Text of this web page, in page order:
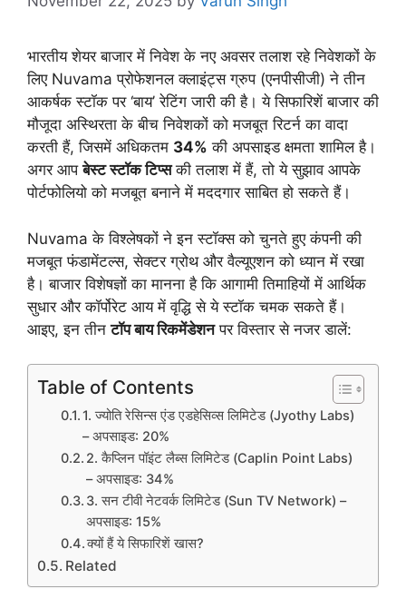
भारतीय शेयर बाजार में निवेश के नए अवसर तलाश रहे निवेशकों के
लिए Nuvama प्रोफेशनल क्लाइंट्स ग्रुप (एनपीसीजी) ने तीन
आकर्षक स्टॉक पर ‘बाय’ रेटिंग जारी की है। ये सिफारिशें बाजार की
मौजूदा अस्थिरता के बीच निवेशकों को मजबूत रिटर्न का वादा
करती हैं, जिसमें अधिकतम 34% की अपसाइड क्षमता शामिल है।
अगर आपबेस्ट स्टॉक टिप्सकी तलाश में हैं, तो ये सुझाव आपके
पोर्टफोलियो को मजबूत बनाने में मददगार साबित हो सकते हैं।
Nuvama के विश्लेषकों ने इन स्टॉक्स को चुनते हुए कंपनी की
मजबूत फंडामेंटल्स, सेक्टर ग्रोथ और वैल्यूएशन को ध्यान में रखा
है। बाजार विशेषज्ञों का मानना है कि आगामी तिमाहियों में आर्थिक
सुधार और कॉर्पोरेट आय में वृद्धि से ये स्टॉक चमक सकते हैं।
आइए, इन तीनटॉप बाय रिकमेंडेशनपर विस्तार से नजर डालें:
Table of Contents
1. ज्योति रेसिन्स एंड एडहेसिव्स लिमिटेड (Jyothy Labs)
– अपसाइड: 20%
2. कैप्लिन पॉइंट लैब्स लिमिटेड (Caplin Point Labs)
– अपसाइड: 34%
3. सन टीवी नेटवर्क लिमिटेड (Sun TV Network) –
अपसाइड: 15%
क्यों हैं ये सिफारिशें खास?
Related